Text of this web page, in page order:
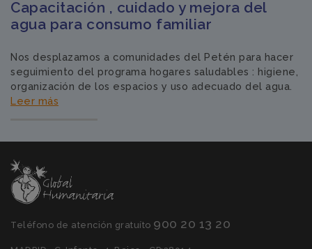
Capacitación , cuidado y mejora del
agua para consumo familiar
Nos desplazamos a comunidades del Petén para hacer
seguimiento del programa hogares saludables : higiene,
organización de los espacios y uso adecuado del agua.
Leer más
Teléfono de atención gratuíto 900 20 13 20